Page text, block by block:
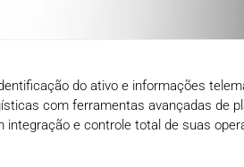
do ativo e informações
com ferramentas avançadas de
integração e controle total de suas